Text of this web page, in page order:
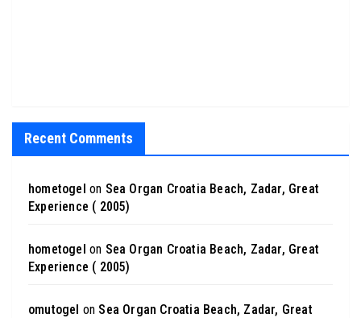
Recent Comments
hometogel on Sea Organ Croatia Beach, Zadar, Great
Experience ( 2005)
hometogel on Sea Organ Croatia Beach, Zadar, Great
Experience ( 2005)
omutogel on Sea Organ Croatia Beach, Zadar, Great